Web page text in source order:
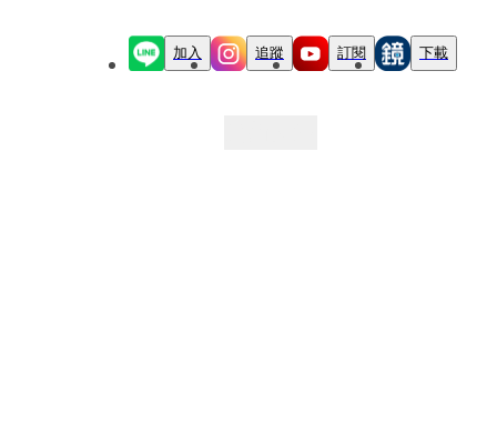
加入 追蹤 訂閱 下載